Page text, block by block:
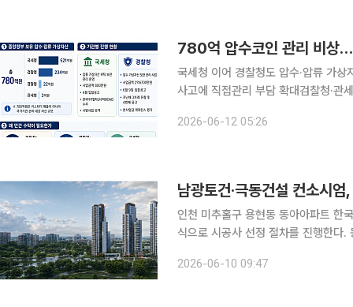
780억 압수코인 관리 비상
국세청 이어 경찰청도 압수·압류 가
사고에 직접관리 부담 확대검찰청·관세청 등 공
갔다. 가상자산 유출·분실 사고가 잇
2026-06-12 05:26
남광토건·극동건설 컨소시
인천 미추홀구 용현동 동아아파트 한
식으로 시공사 선정 절차를 진행한다. 동아아파트 LH 참여형 가로주택정비사업 조합은 남광토건·극
다. 조합은 9일 남광토건·극동건설
2026-06-10 09:47